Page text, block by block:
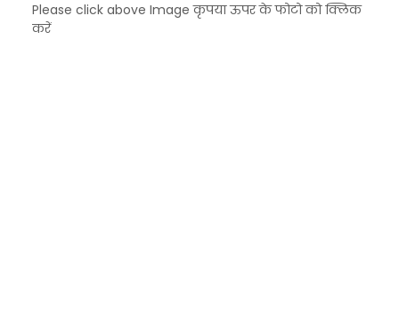
Please click above Image कृपया ऊपर के फोटो को क्लिक
करें